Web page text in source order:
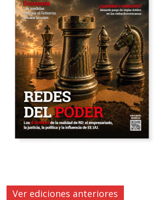
Ver ediciones anteriores